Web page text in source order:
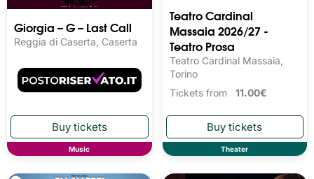
Giorgia – G – Last Call
Reggia di Caserta, Caserta
Music
Teatro Cardinal
Massaia 2026/27 -
Teatro Prosa
Teatro Cardinal Massaia,
Torino
Tickets from 11.00€
Theater